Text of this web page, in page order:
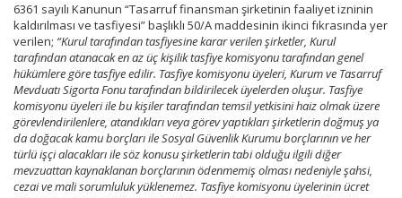
6361 sayılı Kanunun “Tasarruf finansman şirketinin faaliyet izninin
kaldırılması ve tasfiyesi” başlıklı 50/A maddesinin ikinci fıkrasında yer
verilen; “Kurul tarafından tasfiyesine karar verilen şirketler, Kurul
tarafından atanacak en az üç kişilik tasfiye komisyonu tarafından genel
hükümlere göre tasfiye edilir. Tasfiye komisyonu üyeleri, Kurum ve Tasarruf
Mevduatı Sigorta Fonu tarafından bildirilecek üyelerden oluşur. Tasfiye
komisyonu üyeleri ile bu kişiler tarafından temsil yetkisini haiz olmak üzere
görevlendirilenlere, atandıkları veya görev yaptıkları şirketlerin doğmuş ya
da doğacak kamu borçları ile Sosyal Güvenlik Kurumu borçlarının ve her
türlü işçi alacakları ile söz konusu şirketlerin tabi olduğu ilgili diğer
mevzuattan kaynaklanan borçlarının ödenmemiş olması nedeniyle şahsi,
cezai ve mali sorumluluk yüklenemez. Tasfiye komisyonu üyelerinin ücret